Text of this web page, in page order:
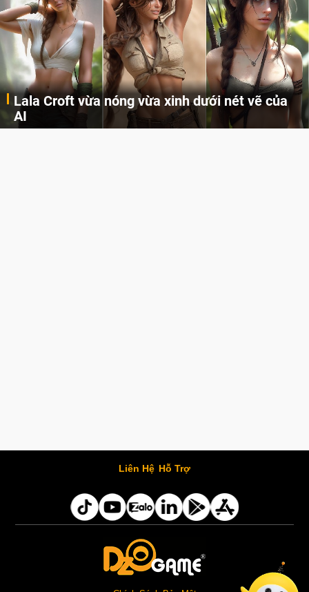
Lala Croft vừa nóng vừa xinh dưới nét vẽ của
AI
Liên Hệ Hỗ Trợ